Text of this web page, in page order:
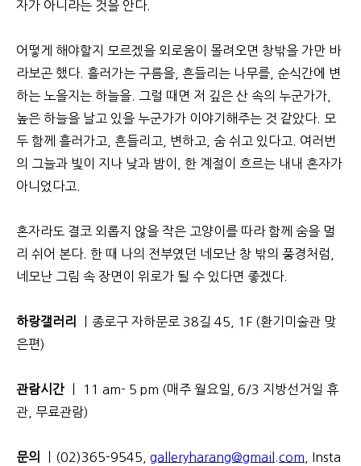
자가 아니라는 것을 안다.
어떻게 해야할지 모르겠을 외로움이 몰려오면 창밖을 가만 바
라보곤 했다. 흘러가는 구름을, 흔들리는 나무를, 순식간에 변
하는 노을지는 하늘을. 그럴 때면 저 깊은 산 속의 누군가가,
높은 하늘을 날고 있을 누군가가 이야기해주는 것 같았다. 모
두 함께 흘러가고, 흔들리고, 변하고, 숨 쉬고 있다고. 여러번
의 그늘과 빛이 지나 낮과 밤이, 한 계절이 흐르는 내내 혼자가
아니었다고.
혼자라도 결코 외롭지 않을 작은 고양이를 따라 함께 숨을 멀
리 쉬어 본다. 한 때 나의 전부였던 네모난 창 밖의 풍경처럼,
네모난 그림 속 장면이 위로가 될 수 있다면 좋겠다.
하랑갤러리
ㅣ종로구 자하문로 38길 45, 1F (환기미술관 맞
은편)
관람시간
ㅣ 11 am- 5 pm (매주 월요일, 6/3 지방선거일 휴
관, 무료관람)
문의 ㅣ(02)365-9545, galleryharang@gmail.com
Insta